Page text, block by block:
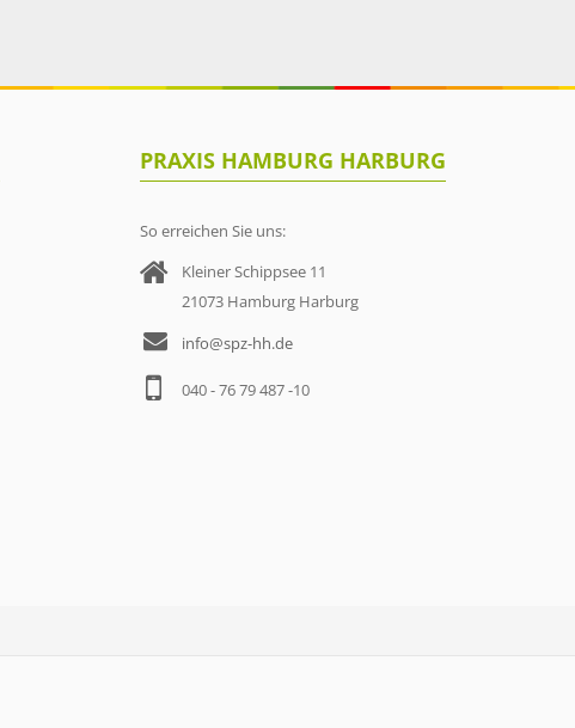
PRAXIS HAMBURG HARBURG
So erreichen Sie uns:
Kleiner Schippsee 11
21073 Hamburg Harburg
info@spz-hh.de
040 - 76 79 487 -10